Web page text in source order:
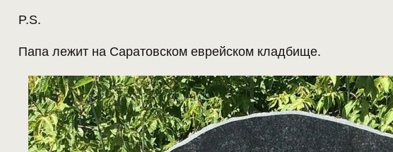
P.S.
Папа лежит на Саратовском еврейском кладбище.